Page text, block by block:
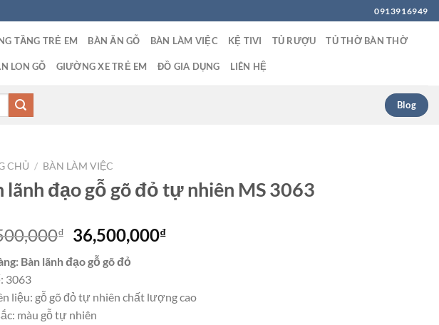
0913916949
TẦNG TRẺ EM BÀN ĂN GỖ BÀN LÀM VIỆC KỆ TIVI TỦ RƯỢU TỦ THỜ BÀN THỜ
LON GỖ GIƯỜNG XE TRẺ EM ĐỒ GIA DỤNG LIÊN HỆ
Blog
CHỦ / BÀN LÀM VIỆC
lãnh đạo gỗ gõ đỏ tự nhiên MS 3063
₫
Giá
gốc
là:
36,500,000₫Giá
36,500,000₫.
Bàn lãnh đạo gỗ gõ đỏ
3063
liệu: gỗ gõ đỏ tự nhiên chất lượng cao
màu gỗ tự nhiên